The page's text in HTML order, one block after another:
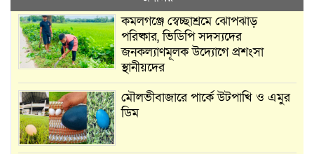
কমলগঞ্জে স্বেচ্ছাশ্রমে ঝোপঝাড়
পরিষ্কার, ভিডিপি সদস্যদের
জনকল্যাণমূলক উদ্যোগে প্রশংসা
স্থানীয়দের
মৌলভীবাজারে পার্কে উটপাখি ও এমুর
ডিম